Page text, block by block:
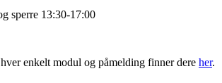
sperre 13:30-17:00
enkelt modul og påmelding finner dere her.